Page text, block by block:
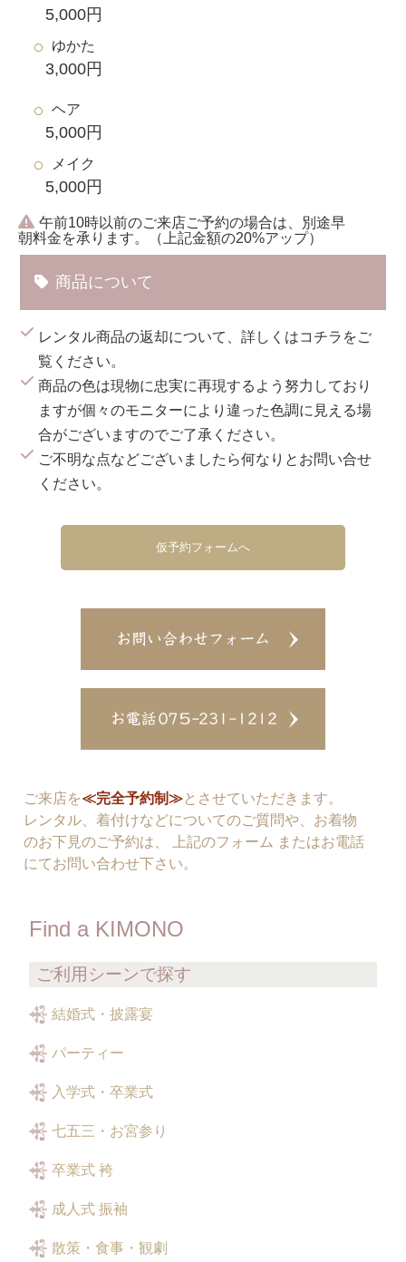
5,000円
ゆかた
3,000円
ヘア
5,000円
メイク
5,000円
午前10時以前のご来店ご予約の場合は、別途早
朝料金を承ります。（上記金額の20%アップ）
商品について
レンタル商品の返却について、詳しくはコチラ をご
覧ください。
商品の色は現物に忠実に再現するよう努力しており
ますが個々のモニターにより違った色調に見える場
合がございますのでご了承ください。
ご不明な点などございましたら何なりとお問い合せ
ください。
仮予約フォームへ
ご来店を≪完全予約制≫とさせていただきます。
レンタル、着付けなどについてのご質問や、お着物
のお下見のご予約は、 上記のフォーム またはお電話
にてお問い合わせ下さい。
Find a KIMONO
ご利用シーンで探す
結婚式・披露宴
パーティー
入学式・卒業式
七五三・お宮参り
卒業式 袴
成人式 振袖
散策・食事・観劇